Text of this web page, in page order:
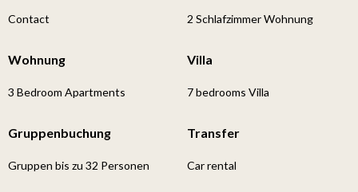
Contact 2 Schlafzimmer Wohnung
Wohnung
3 Bedroom Apartments
Villa
7 bedrooms Villa
Gruppenbuchung
Gruppen bis zu 32 Personen
Transfer
Car rental